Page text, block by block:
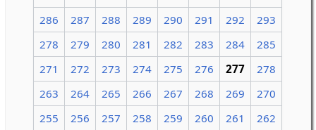
286
287 288 289 290 291 292
293
278
279 280 281 282 283 284
285
271
272 273 274 275 276 277
278
263
264 265 266 267 268 269
270
255
256 257 258 259 260 261
262